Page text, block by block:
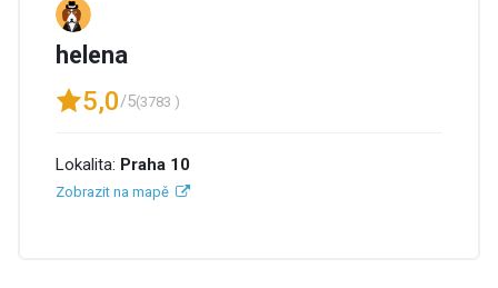
helena
5,0/5(3783 )
Lokalita: Praha 10
Zobrazit na mapě